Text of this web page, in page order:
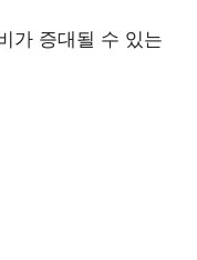
가 증대될 수 있는